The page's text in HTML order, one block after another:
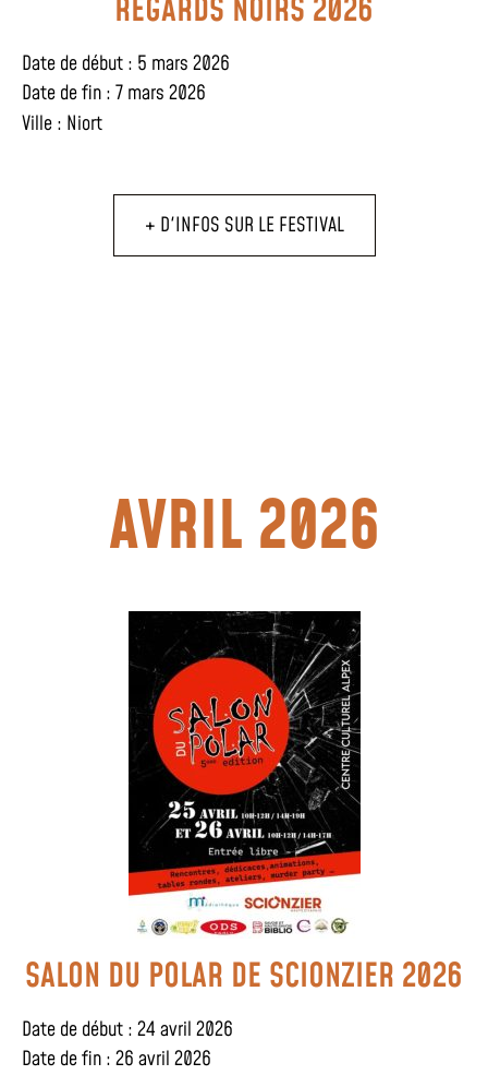
REGARDS NOIRS 2026
Date de début : 5 mars 2026
Date de fin : 7 mars 2026
Ville : Niort
+ D'INFOS SUR LE FESTIVAL
AVRIL 2026
SALON DU POLAR DE SCIONZIER 2026
Date de début : 24 avril 2026
Date de fin : 26 avril 2026